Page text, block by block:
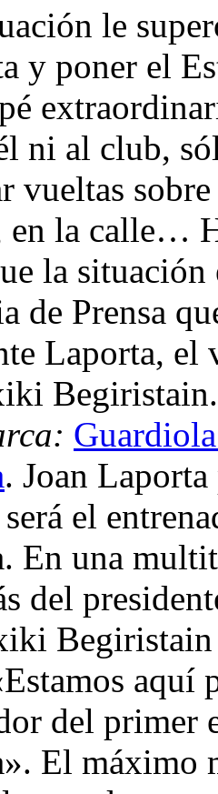
le
y poner el
ni al club,
vueltas
en la calle…
la
de Prensa
Laporta, el
. Joan
el
En una
del
aquí
del primer
El máximo